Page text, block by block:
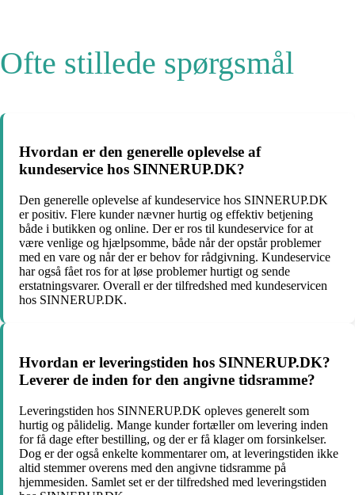
Ofte stillede spørgsmål
Hvordan er den generelle oplevelse af
kundeservice hos SINNERUP.DK?
Den generelle oplevelse af kundeservice hos SINNERUP.DK
er positiv. Flere kunder nævner hurtig og effektiv betjening
både i butikken og online. Der er ros til kundeservice for at
være venlige og hjælpsomme, både når der opstår problemer
med en vare og når der er behov for rådgivning. Kundeservice
har også fået ros for at løse problemer hurtigt og sende
erstatningsvarer. Overall er der tilfredshed med kundeservicen
hos SINNERUP.DK.
Hvordan er leveringstiden hos SINNERUP.DK?
Leverer de inden for den angivne tidsramme?
Leveringstiden hos SINNERUP.DK opleves generelt som
hurtig og pålidelig. Mange kunder fortæller om levering inden
for få dage efter bestilling, og der er få klager om forsinkelser.
Dog er der også enkelte kommentarer om, at leveringstiden ikke
altid stemmer overens med den angivne tidsramme på
hjemmesiden. Samlet set er der tilfredshed med leveringstiden